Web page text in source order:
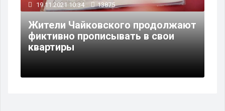
19.11.2021 10:34 13875
Жители Чайковского продолжают
фиктивно прописывать в свои
квартиры